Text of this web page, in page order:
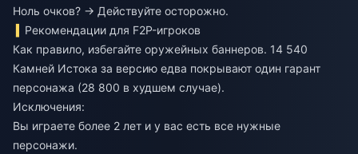
Ноль очков? → Действуйте осторожно.
Рекомендации для F2P-игроков
Как правило, избегайте оружейных баннеров. 14 540
Камней Истока за версию едва покрывают один гарант
персонажа (28 800 в худшем случае).
Исключения:
Вы играете более 2 лет и у вас есть все нужные
персонажи.